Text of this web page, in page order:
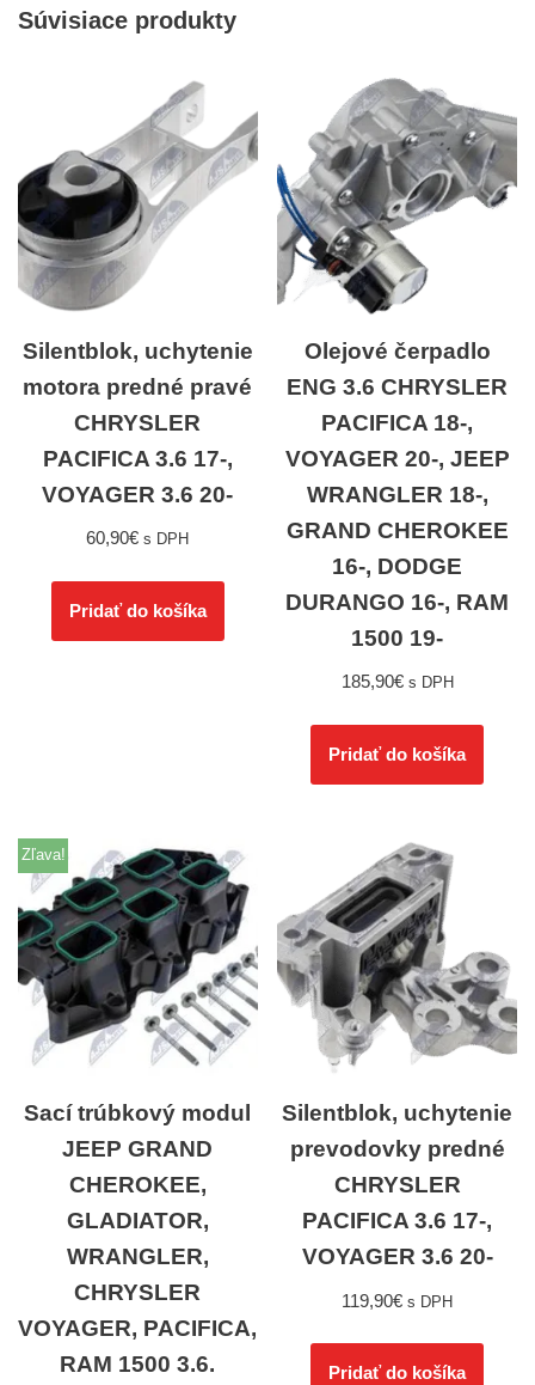
Súvisiace produkty
Silentblok, uchytenie
motora predné pravé
CHRYSLER
PACIFICA 3.6 17-,
VOYAGER 3.6 20-
60,90€ s DPH
Pridať do košíka
Olejové čerpadlo
ENG 3.6 CHRYSLER
PACIFICA 18-,
VOYAGER 20-, JEEP
WRANGLER 18-,
GRAND CHEROKEE
16-, DODGE
DURANGO 16-, RAM
1500 19-
185,90€ s DPH
Pridať do košíka
Zľava!
Sací trúbkový modul
JEEP GRAND
CHEROKEE,
GLADIATOR,
WRANGLER,
CHRYSLER
VOYAGER, PACIFICA,
RAM 1500 3.6.
Silentblok, uchytenie
prevodovky predné
CHRYSLER
PACIFICA 3.6 17-,
VOYAGER 3.6 20-
119,90€ s DPH
Pridať do košíka